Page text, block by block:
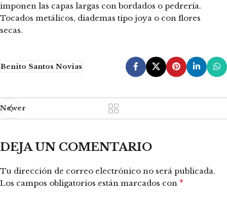
imponen las capas largas con bordados o pedrería.
Tocados metálicos, diademas tipo joya o con flores
secas.
Benito Santos Novias
Newer
DEJA UN COMENTARIO
Tu dirección de correo electrónico no será publicada.
Los campos obligatorios están marcados con *